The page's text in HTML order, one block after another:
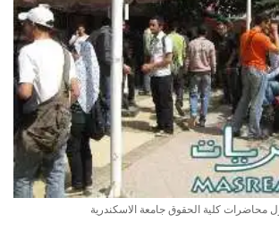
محاضرات كلية الحقوق جامعة الاسكندرية